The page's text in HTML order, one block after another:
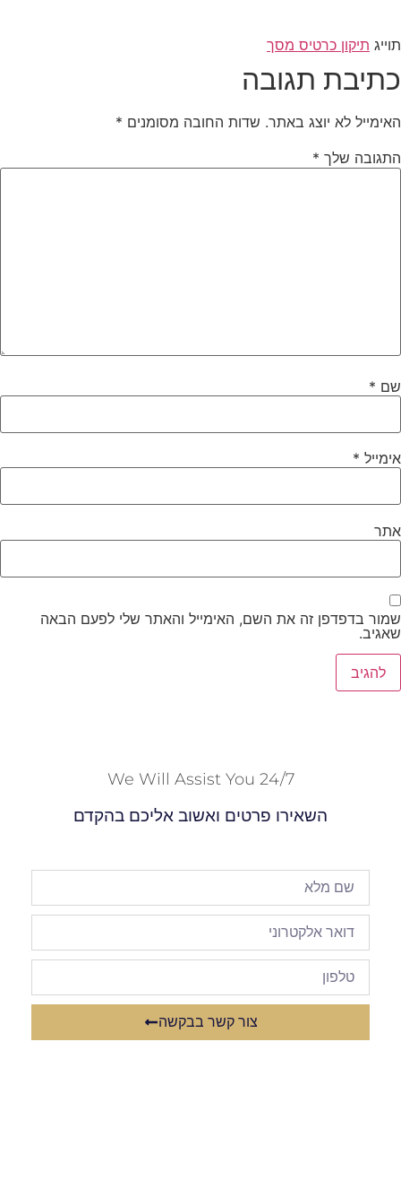
תוייג תיקון כרטיס מסך
כתיבת תגובה
האימייל לא יוצג באתר. שדות החובה מסומנים *
התגובה שלך *
שם *
אימייל *
אתר
שמור בדפדפן זה את השם, האימייל והאתר שלי לפעם הבאה
שאגיב.
We Will Assist You 24/7
השאירו פרטים ואשוב אליכם בהקדם
צור קשר בבקשה